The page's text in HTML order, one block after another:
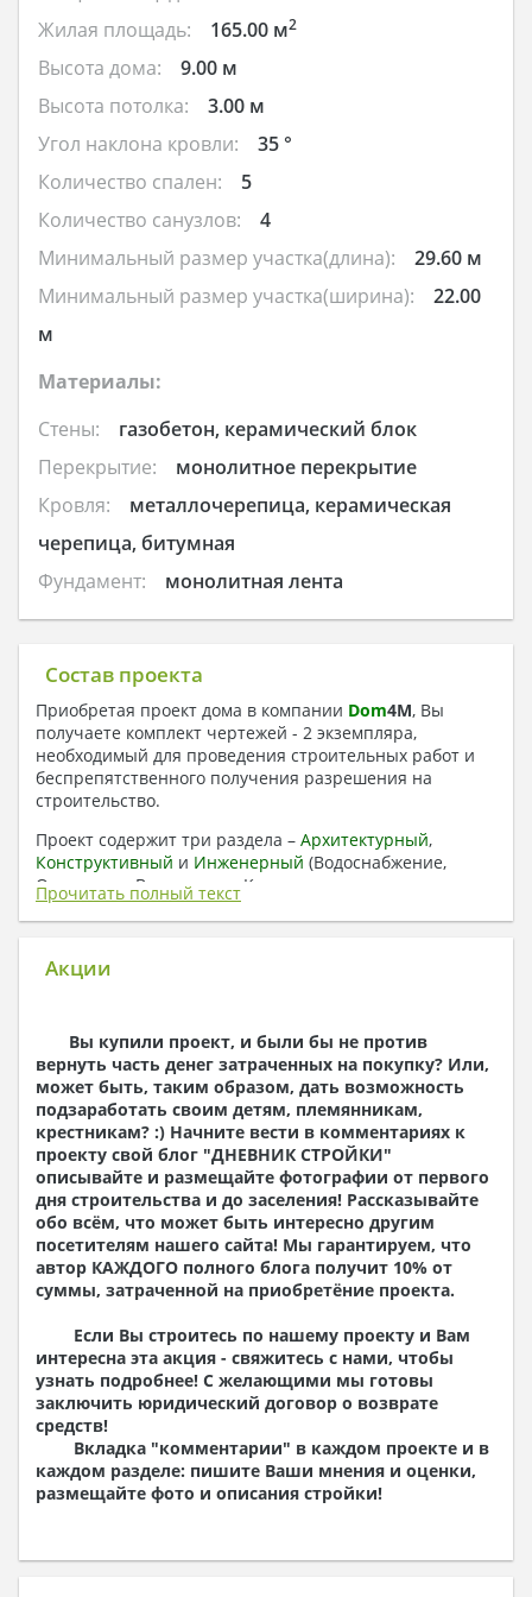
Жилая площадь:
165.00 м2
Высота дома:
9.00 м
Высота потолка:
3.00 м
Угол наклона кровли:
35 °
Количество спален:
5
Количество санузлов:
4
Минимальный размер участка(длина):
29.60 м
Минимальный размер участка(ширина):
22.00
м
Материалы:
Стены:
газобетон, керамический блок
Перекрытие:
монолитное перекрытие
Кровля:
металлочерепица, керамическая
черепица, битумная
Фундамент:
монолитная лента
Состав проекта
Приобретая проект дома в компании Dom4M, Вы
получаете комплект чертежей - 2 экземпляра,
необходимый для проведения строительных работ и
беспрепятственного получения разрешения на
строительство.
Проект содержит три раздела – Архитектурный,
Конструктивный и Инженерный (Водоснабжение,
Отопление, Вентиляция, Канализация,
Электроснабжение) + Пояснительная записка
Поэтажные кладочные планы
Поэтажные маркировочные планы с
экспликацией помещений
План кровли
Разрезы и состав конструкций
Фасады с ведомостью внешних отделок
Элементы проемов – спецификация
Ведомость перемычек – сечения и
спецификация
Экспликация полов
Объемы основных строительных материалов
Архитектурные узлы в конструкциях
Общие данные по проекту
Схемы расположения и расчеты фундаментов
Элементы каркаса – схемы расположения
Схема расположения перекрытий
Опоры перекрытия на стены или Узлы
армирования
Элементы кровли – схемы расположения
Чертежи отдельных элементов, узлы
Прочитать полный текст
Акции
Вы купили проект, и были бы не против
вернуть часть денег затраченных на покупку? Или,
может быть, таким образом, дать возможность
подзаработать своим детям, племянникам,
крестникам? :) Начните вести в комментариях к
проекту свой блог "ДНЕВНИК СТРОЙКИ"
описывайте и размещайте фотографии от первого
дня строительства и до заселения! Рассказывайте
обо всём, что может быть интересно другим
посетителям нашего сайта! Мы гарантируем, что
автор КАЖДОГО полного блога получит 10% от
суммы, затраченной на приобретёние проекта.
Если Вы строитесь по нашему проекту и Вам
интересна эта акция - свяжитесь с нами, чтобы
узнать подробнее! С желающими мы готовы
заключить юридический договор о возврате
средств!
Вкладка "комментарии" в каждом проекте и в
каждом разделе: пишите Ваши мнения и оценки,
размещайте фото и описания стройки!